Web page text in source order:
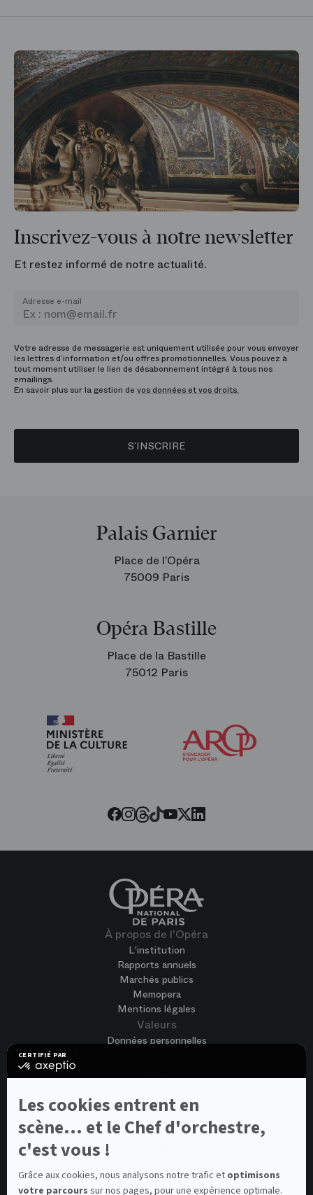
CERTIFIÉ PAR
certifié
En
plus
Axeptio
Les cookies entrent en
scène... et le Chef d'orchestre,
c'est vous !
Grâce aux cookies, nous analysons notre trafic et optimisons
votre parcours sur nos pages, pour une expérience optimale.
Inscrivez-vous à notre newsletter
Et restez informé de notre actualité.
Adresse e-mail
Votre adresse de messagerie est uniquement utilisée pour vous envoyer
les lettres d’information et/ou offres promotionnelles. Vous pouvez à
tout moment utiliser le lien de désabonnement intégré à tous nos
emailings.
En savoir plus sur la gestion de vos données et vos droits.
S’INSCRIRE
Palais Garnier
Place de l’Opéra
75009 Paris
Opéra Bastille
Place de la Bastille
75012 Paris
Facebook
Instagram
Threads
Tiktok
Youtube
Twitter
LinkedIn
À propos de l'Opéra
L'institution
Rapports annuels
Marchés publics
Memopera
Mentions légales
Valeurs
Données personnelles
Nous rejoindre
Offres d'emploi
Candidature spontanée
Concours et auditions
Contacts
Contacts spectateurs et visiteurs